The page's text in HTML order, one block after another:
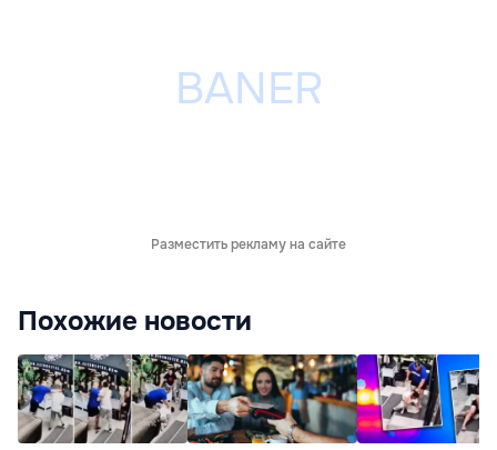
Разместить рекламу на сайте
Похожие новости